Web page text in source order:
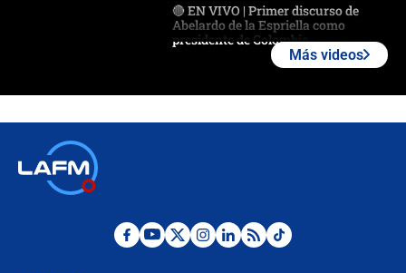
🔴 EN VIVO | Primer discurso de
Abelardo de la Espriella como
presidente de Colombia
Desde dermatitis hasta infecciones:
Más videos